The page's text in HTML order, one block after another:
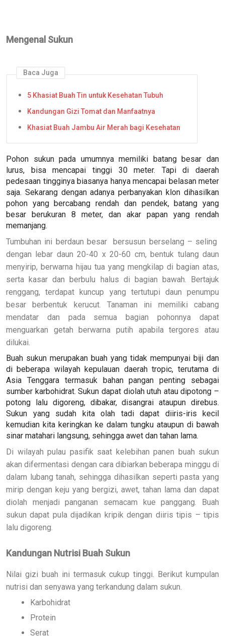
Mengenal Sukun
Baca Juga
5 Khasiat Buah Tin untuk Kesehatan Tubuh
Kandungan Gizi Tomat dan Manfaatnya
Khasiat Buah Jambu Air Merah bagi Kesehatan
Pohon sukun pada umumnya memiliki batang besar dan
lurus, bisa mencapai tinggi 30 meter. Tapi di daerah
pedesaan tingginya biasanya hanya mencapai belasan meter
saja. Sekarang dengan adanya perbanyakan klon dihasilkan
pohon yang bercabang rendah dan pendek, batang yang
besar berukuran 8 meter, dan akar papan yang rendah
memanjang.
Tumbuhan ini berdaun besar bersusun berselang – seling
dengan lebar daun 20-40 x 20-60 cm, bentuk tulang daun
menyirip, berwarna hijau tua yang mengkilap di bagian atas,
serta kasar dan berbulu halus di bagian bawah. Bertajuk
renggang, terdapat kuncup yang tertutupi daun penumpu
besar berbentuk kerucut. Tanaman ini memiliki cabang
mendatar dan pada semua bagian pohonnya dapat
menguarkan getah berwarna putih apabila tergores atau
dilukai.
Buah sukun merupakan buah yang tidak mempunyai biji dan
di beberapa wilayah kepulauan daerah tropic, terutama di
Asia Tenggara termasuk bahan pangan penting sebagai
sumber karbohidrat. Sukun dapat diolah utuh atau dipotong –
potong lalu digoreng, dibakar, disangrai ataupun direbus.
Sukun yang sudah kita olah tadi dapat diiris-iris kecil
kemudian kita keringkan ke dalam tungku ataupun di bawah
sinar matahari langsung, sehingga awet dan tahan lama.
Di wilayah pulau pasifik saat kelebihan panen buah sukun
akan difermentasi dengan cara dibiarkan beberapa minggu di
dalam lubang tanah, sehingga dihasilkan seperti pasta yang
mirip dengan keju yang bergizi, awet, tahan lama dan dapat
diolah menjadi panganan semacam kue panggang. Buah
sukun dapat pula dijadikan kripik dengan diiris tipis – tipis
lalu digoreng.
Kandungan Nutrisi Buah Sukun
Nilai gizi buah ini termasuk cukup tinggi. Berikut kumpulan
nutrisi dan senyawa yang terkandung dalam sukun.
Karbohidrat
Protein
Serat